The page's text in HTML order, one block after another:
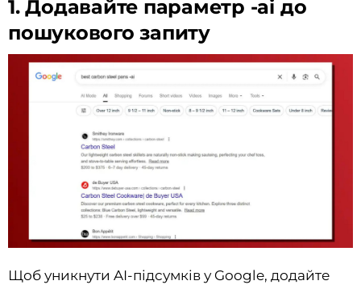
1. Додавайте параметр -ai до
пошукового запиту
Щоб уникнути AI-підсумків у Google, додайте